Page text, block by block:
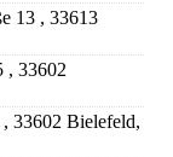
13 , 33613
, 33602
33602 Bielefeld,